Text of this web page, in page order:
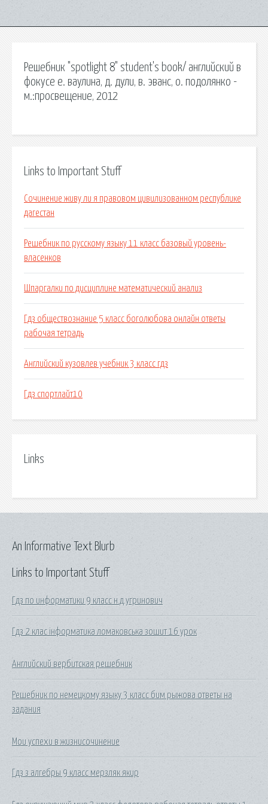
Решебник "spotlight 8" student's book/ английский в
фокусе е. ваулина, д. дули, в. эванс, о. подолянко -
м.:просвещение, 2012
Links to Important Stuff
Сочинение живу ли я правовом цивилизованном республике
дагестан
Решебник по русскому языку 11 класс базовый уровень-
власенков
Шпаргалки по дисциплине математический анализ
Гдз обществознание 5 класс боголюбова онлайн ответы
рабочая тетрадь
Английский кузовлев учебник 3 класс гдз
Гдз спортлайт10
Links
Links to Important Stuff
Гдз по информатики 9 класс н.д.угринович
Гдз 2 клас інформатика ломаковська зошит 16 урок
Английский вербитская решебник
Решебник по немецкому языку 3 класс бим рыжова ответы на
задания
Мои успехи в жизнисочинение
Гдз з алгебры 9 класс мерзляк якир
An Informative Text Blurb